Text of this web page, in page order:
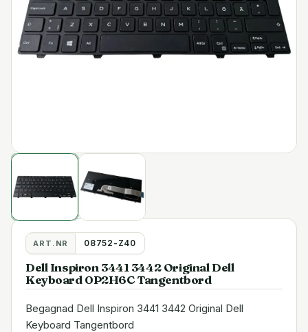
ART.NR 08752-Z40
Dell Inspiron 3441 3442 Original Dell
Keyboard 0P2H6C Tangentbord
Begagnad Dell Inspiron 3441 3442 Original Dell
Keyboard Tangentbord